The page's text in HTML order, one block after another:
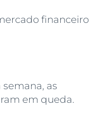
financeiro
as
em queda.